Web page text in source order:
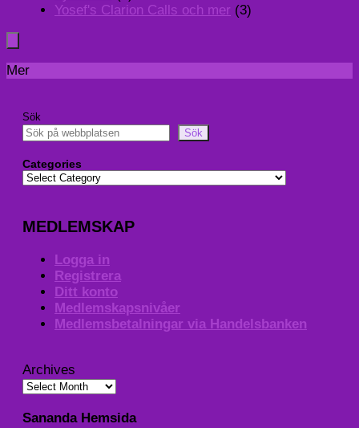
Yosef's Clarion Calls och mer (3)
Mer
Sök
Sök
Categories
MEDLEMSKAP
Logga in
Registrera
Ditt konto
Medlemskapsnivåer
Medlemsbetalningar via Handelsbanken
Archives
Sananda Hemsida